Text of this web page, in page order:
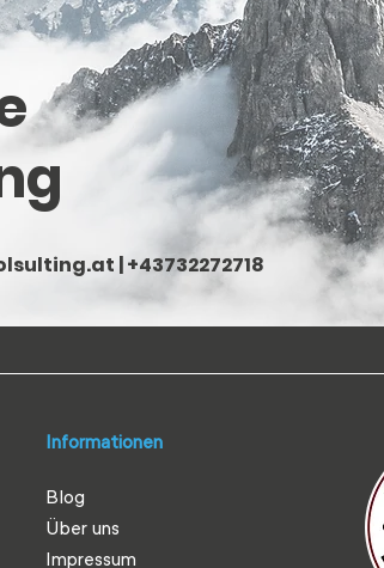
| +43732272718
Informationen
Blog
Über uns
Impressum